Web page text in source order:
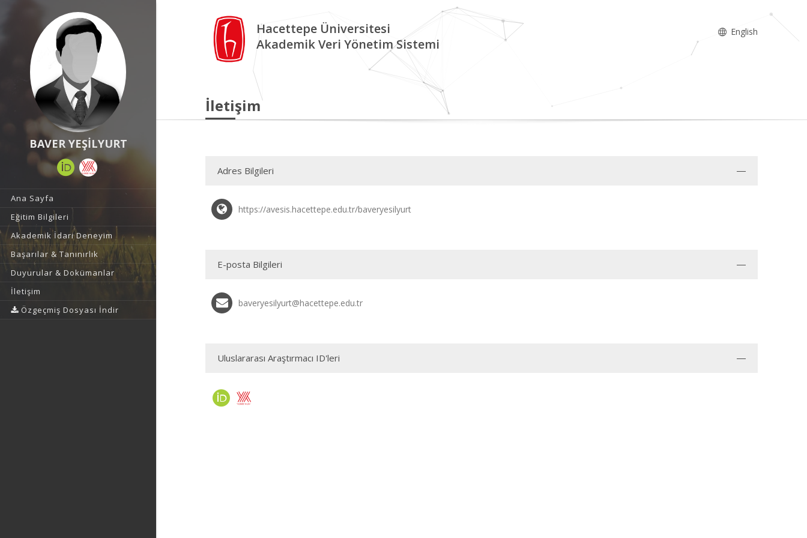
BAVER YEŞİLYURT
Ana Sayfa
Eğitim Bilgileri
Akademik İdari Deneyim
Başarılar & Tanınırlık
Duyurular & Dokümanlar
İletişim
Özgeçmiş Dosyası İndir
Hacettepe Üniversitesi
Akademik Veri Yönetim Sistemi
English
İletişim
Adres Bilgileri
https://avesis.hacettepe.edu.tr/baveryesilyurt
E-posta Bilgileri
baveryesilyurt@hacettepe.edu.tr
Uluslararası Araştırmacı ID'leri